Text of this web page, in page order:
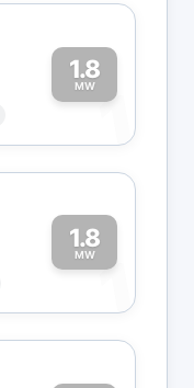
1.8
MW1
1.8
MW1